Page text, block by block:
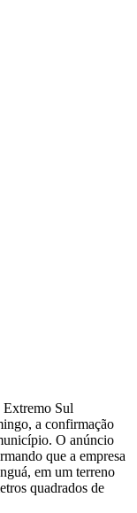
Extremo Sul
a confirmação
O anúncio
que a empresa
em um terreno
quadrados de